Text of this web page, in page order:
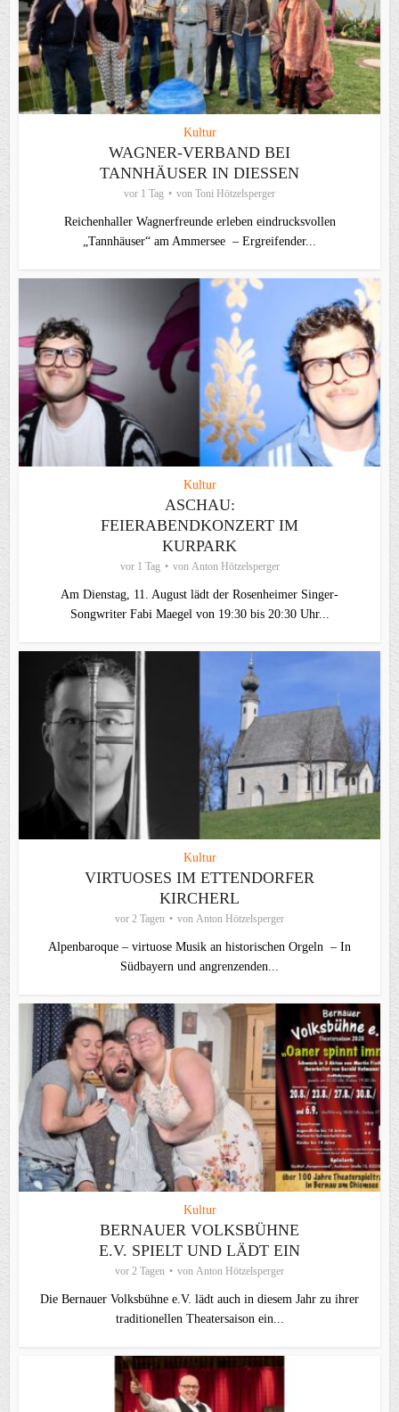
Kultur
WAGNER-VERBAND BEI
TANNHÄUSER IN DIESSEN
vor 1 Tag von Toni Hötzelsperger
Reichenhaller Wagnerfreunde erleben eindrucksvollen
„Tannhäuser“ am Ammersee – Ergreifender...
Kultur
ASCHAU:
FEIERABENDKONZERT IM
KURPARK
vor 1 Tag von Anton Hötzelsperger
Am Dienstag, 11. August lädt der Rosenheimer Singer-
Songwriter Fabi Maegel von 19:30 bis 20:30 Uhr...
Kultur
VIRTUOSES IM ETTENDORFER
KIRCHERL
vor 2 Tagen von Anton Hötzelsperger
Alpenbaroque – virtuose Musik an historischen Orgeln – In
Südbayern und angrenzenden...
Kultur
BERNAUER VOLKSBÜHNE
E.V. SPIELT UND LÄDT EIN
vor 2 Tagen von Anton Hötzelsperger
Die Bernauer Volksbühne e.V. lädt auch in diesem Jahr zu ihrer
traditionellen Theater­saison ein...